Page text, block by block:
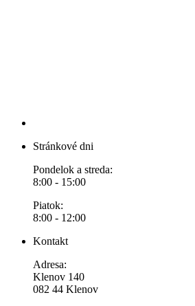
Stránkové dni
Pondelok a streda:
8:00 - 15:00
Piatok:
8:00 - 12:00
Kontakt
Adresa:
Klenov 140
082 44 Klenov